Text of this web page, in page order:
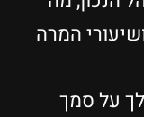
המרה
על סמך